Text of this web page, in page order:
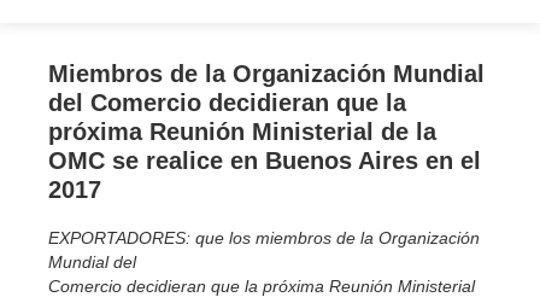
Miembros de la Organización Mundial
del Comercio decidieran que la
próxima Reunión Ministerial de la
OMC se realice en Buenos Aires en el
2017
EXPORTADORES: que los miembros de la Organización
Mundial del
Comercio decidieran que la próxima Reunión Ministerial